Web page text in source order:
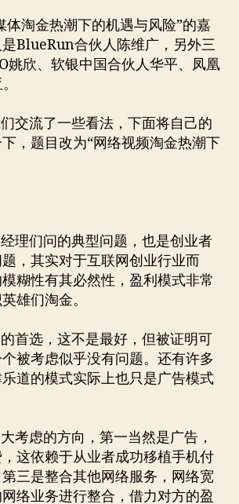
下
机
风
险
体淘金热潮下的机遇与风险”的嘉
BlueRun合伙人陈维广，另外三
姚欣、软银中国合伙人华平、凤凰
交流了一些看法，下面将自己的
，题目改为“网络视频淘金热潮下
理们问的典型问题，也是创业者
，其实对于互联网创业行业而
糊性有其必然性，盈利模式非常
雄们淘金。
首选，这不是最好，但被证明可
被考虑似乎没有问题。还有许多
道的模式实际上也只是广告模式
考虑的方向，第一当然是广告，
这依赖于从业者成功移植手机付
三是整合其他网络服务，网络宽
络业务进行整合，借力对方的盈